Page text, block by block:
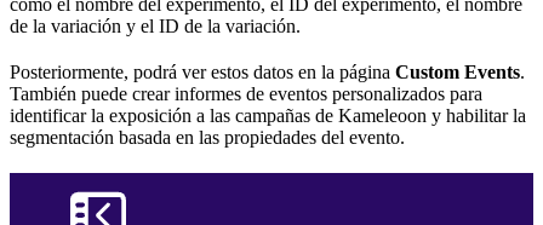
de la variación y el ID de la variación.
Posteriormente, podrá ver estos datos en la página Custom Events.
También puede crear informes de eventos personalizados para
identificar la exposición a las campañas de Kameleoon y habilitar la
segmentación basada en las propiedades del evento.